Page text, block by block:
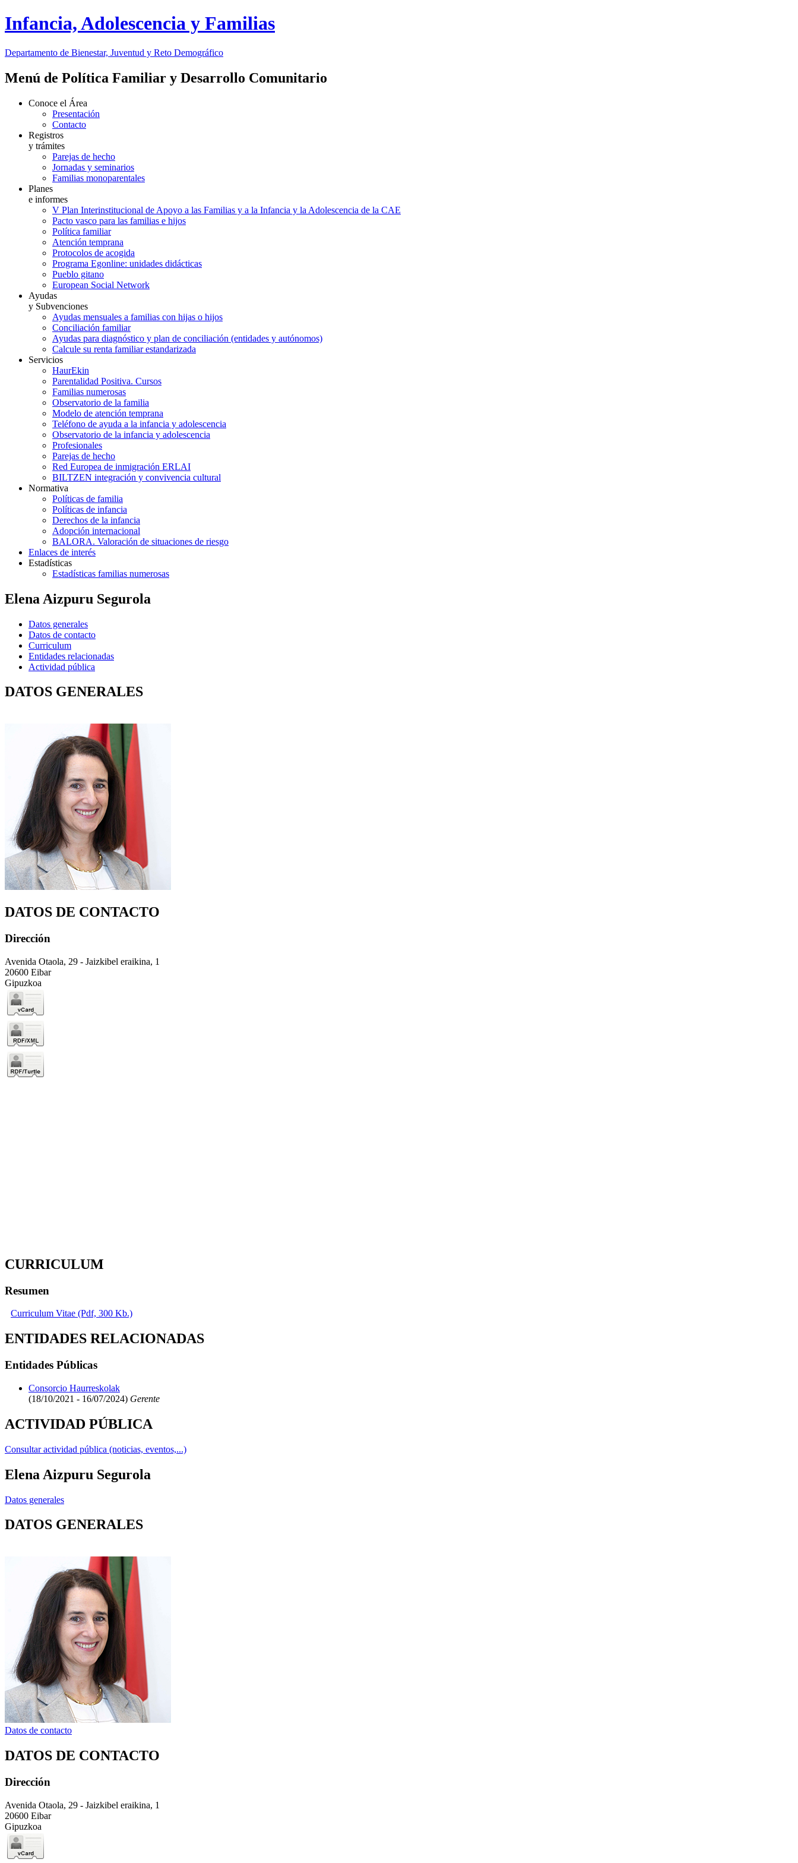
Infancia, Adolescencia y Familias
Departamento de Bienestar, Juventud y Reto Demográfico
Menú de Política Familiar y Desarrollo Comunitario
Conoce el Área
Presentación
Contacto
Registros
y trámites
Parejas de hecho
Jornadas y seminarios
Familias monoparentales
Planes
e informes
V Plan Interinstitucional de Apoyo a las Familias y a la Infancia y la Adolescencia de la CAE
Pacto vasco para las familias e hijos
Política familiar
Atención temprana
Protocolos de acogida
Programa Egonline: unidades didácticas
Pueblo gitano
European Social Network
Ayudas
y Subvenciones
Ayudas mensuales a familias con hijas o hijos
Conciliación familiar
Ayudas para diagnóstico y plan de conciliación (entidades y autónomos)
Calcule su renta familiar estandarizada
Servicios
HaurEkin
Parentalidad Positiva. Cursos
Familias numerosas
Observatorio de la familia
Modelo de atención temprana
Teléfono de ayuda a la infancia y adolescencia
Observatorio de la infancia y adolescencia
Profesionales
Parejas de hecho
Red Europea de inmigración ERLAI
BILTZEN integración y convivencia cultural
Normativa
Políticas de familia
Políticas de infancia
Derechos de la infancia
Adopción internacional
BALORA. Valoración de situaciones de riesgo
Enlaces de interés
Estadísticas
Estadísticas familias numerosas
Elena Aizpuru Segurola
Datos generales
Datos de contacto
Curriculum
Entidades relacionadas
Actividad pública
DATOS GENERALES
DATOS DE CONTACTO
Dirección
Avenida Otaola, 29 - Jaizkibel eraikina, 1
20600 Eibar
Gipuzkoa
CURRICULUM
Resumen
Curriculum Vitae (Pdf, 300 Kb.)
ENTIDADES RELACIONADAS
Entidades Públicas
Consorcio Haurreskolak
(18/10/2021 - 16/07/2024) Gerente
ACTIVIDAD PÚBLICA
Consultar actividad pública (noticias, eventos,...)
Elena Aizpuru Segurola
Datos generales
DATOS GENERALES
Datos de contacto
DATOS DE CONTACTO
Dirección
Avenida Otaola, 29 - Jaizkibel eraikina, 1
20600 Eibar
Gipuzkoa